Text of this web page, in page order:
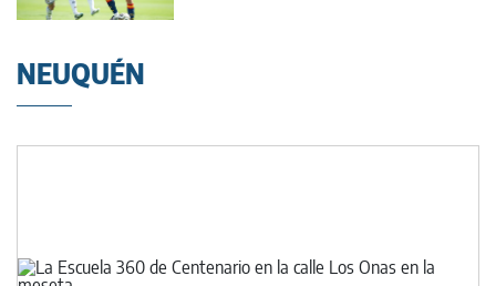
NEUQUÉN